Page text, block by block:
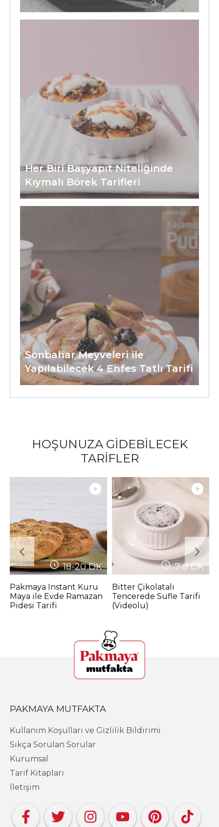
Her Biri Başyapıt Niteliğinde
Kıymalı Börek Tarifleri
Sonbahar Meyveleri ile
Yapılabilecek 4 Enfes Tatlı Tarifi
HOŞUNUZA GİDEBİLECEK
TARİFLER
18-20DK
Pakmaya Instant Kuru
Maya ile Evde Ramazan
Pidesi Tarifi
7-8DK
Bitter Çikolatalı
Tencerede Sufle Tarifi
(Videolu)
PAKMAYA MUTFAKTA
Kullanım Koşulları ve Gizlilik Bildirimi
Sıkça Sorulan Sorular
Kurumsal
Tarif Kitapları
İletişim